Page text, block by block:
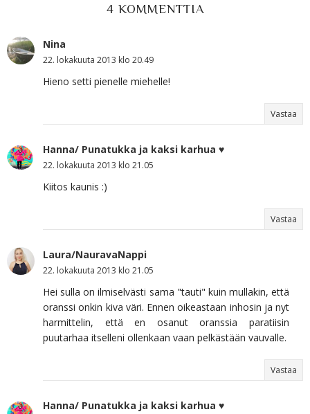
4 KOMMENTTIA
Nina
22. lokakuuta 2013 klo 20.49
Hieno setti pienelle miehelle!
Vastaa
Hanna/ Punatukka ja kaksi karhua ♥
22. lokakuuta 2013 klo 21.05
Kiitos kaunis :)
Vastaa
Laura/NauravaNappi
22. lokakuuta 2013 klo 21.05
Hei sulla on ilmiselvästi sama "tauti" kuin mullakin, että
oranssi onkin kiva väri. Ennen oikeastaan inhosin ja nyt
harmittelin, että en osanut oranssia paratiisin
puutarhaa itselleni ollenkaan vaan pelkästään vauvalle.
Vastaa
Hanna/ Punatukka ja kaksi karhua ♥